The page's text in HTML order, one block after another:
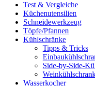
Test & Vergleiche
Küchenutensilien
Schneidewerkzeug
Töpfe/Pfannen
Kühlschränke
Tipps & Tricks
Side-by-Side-
Wasserkocher